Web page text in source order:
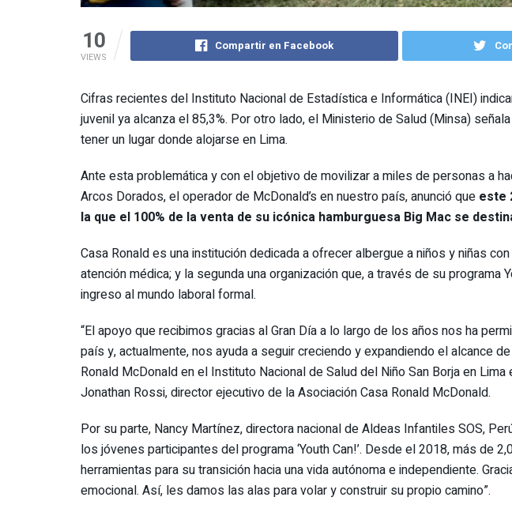
10
VIEWS
Compartir en Facebook
Cifras recientes del Instituto Nacional de Estadística e Informática (INEI)
juvenil ya alcanza el 85,3%. Por otro lado, el Ministerio de Salud (Minsa)
tener un lugar donde alojarse en Lima.
Ante esta problemática y con el objetivo de movilizar a miles de personas a
Arcos Dorados, el operador de McDonald’s en nuestro país, anunció que este
la que el 100% de la venta de su icónica hamburguesa Big Mac se
Casa Ronald es una institución dedicada a ofrecer albergue a niños y niñas
atención médica; y la segunda una organización que, a través de su
ingreso al mundo laboral formal.
“El apoyo que recibimos gracias al Gran Día a lo largo de los años nos ha
país y, actualmente, nos ayuda a seguir creciendo y expandiendo el alcance
Ronald McDonald en el Instituto Nacional de Salud del Niño San Borja en
Jonathan Rossi, director ejecutivo de la Asociación Casa Ronald McDonald.
Por su parte, Nancy Martínez, directora nacional de Aldeas Infantiles SOS,
los jóvenes participantes del programa ‘Youth Can!’. Desde el 2018, más de
herramientas para su transición hacia una vida autónoma e independiente.
emocional. Así, les damos las alas para volar y construir su propio camino”.